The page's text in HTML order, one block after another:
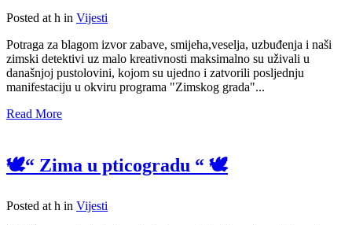
Posted at h in Vijesti
Potraga za blagom izvor zabave, smijeha,veselja, uzbuđenja i naši
zimski detektivi uz malo kreativnosti maksimalno su uživali u
današnjoj pustolovini, kojom su ujedno i zatvorili posljednju
manifestaciju u okviru programa "Zimskog grada"...
Read More
🕊️“ Zima u pticogradu “ 🕊️
Posted at h in Vijesti